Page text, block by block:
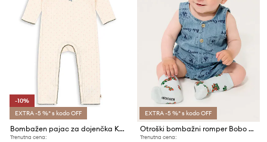
-10%
EXTRA -5 %* s kodo OFF
Bombažen pajac za dojenčka Konges Sløjd MINNIE ONESIE GOTS
Trenutna cena:
EXTRA -5 %* s kodo OFF
Otroški bombažni romper Bobo Choses Pickles The Dog
Trenutna cena: